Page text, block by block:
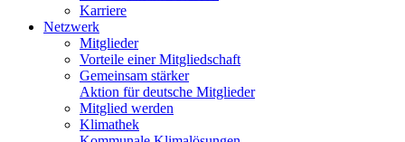
Karriere
Netzwerk
Mitglieder
Vorteile einer Mitgliedschaft
Gemeinsam stärker
Aktion für deutsche Mitglieder
Mitglied werden
Klimathek